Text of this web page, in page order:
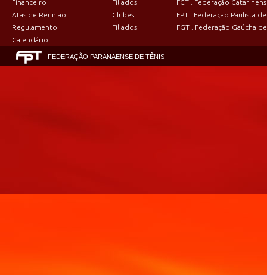
Financeiro
Atas de Reunião
Regulamento
Calendário
Filiados
Clubes
Filiados
FCT . Federação
FPT . Federação Paulista
FGT . Federação Gaúcha
FEDERAÇÃO PARANAENSE DE TÊNIS